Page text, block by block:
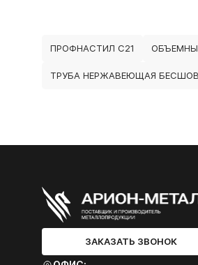
ПРОФНАСТИЛ С21
ТРУБА НЕРЖАВЕЮЩАЯ
ЗАКАЗАТЬ ЗВОНОК